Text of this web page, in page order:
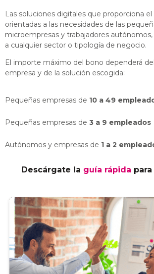
Las soluciones digitales que proporciona
orientadas a las necesidades de las
microempresas y trabajadores
a cualquier sector o tipología de negocio.
El importe máximo del bono dependerá
empresa y de la solución escogida:
Pequeñas empresas de 10 a 49
Pequeñas empresas de 3 a 9 empleados
Autónomos y empresas de 1 a 2
Descárgate la guía rápida